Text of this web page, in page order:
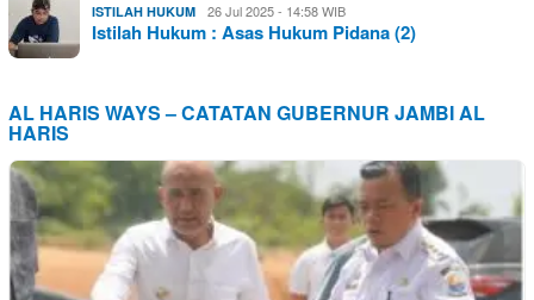
ISTILAH HUKUM 26 Jul 2025 - 14:58 WIB
Istilah Hukum : Asas Hukum Pidana (2)
AL HARIS WAYS – CATATAN GUBERNUR JAMBI AL
HARIS